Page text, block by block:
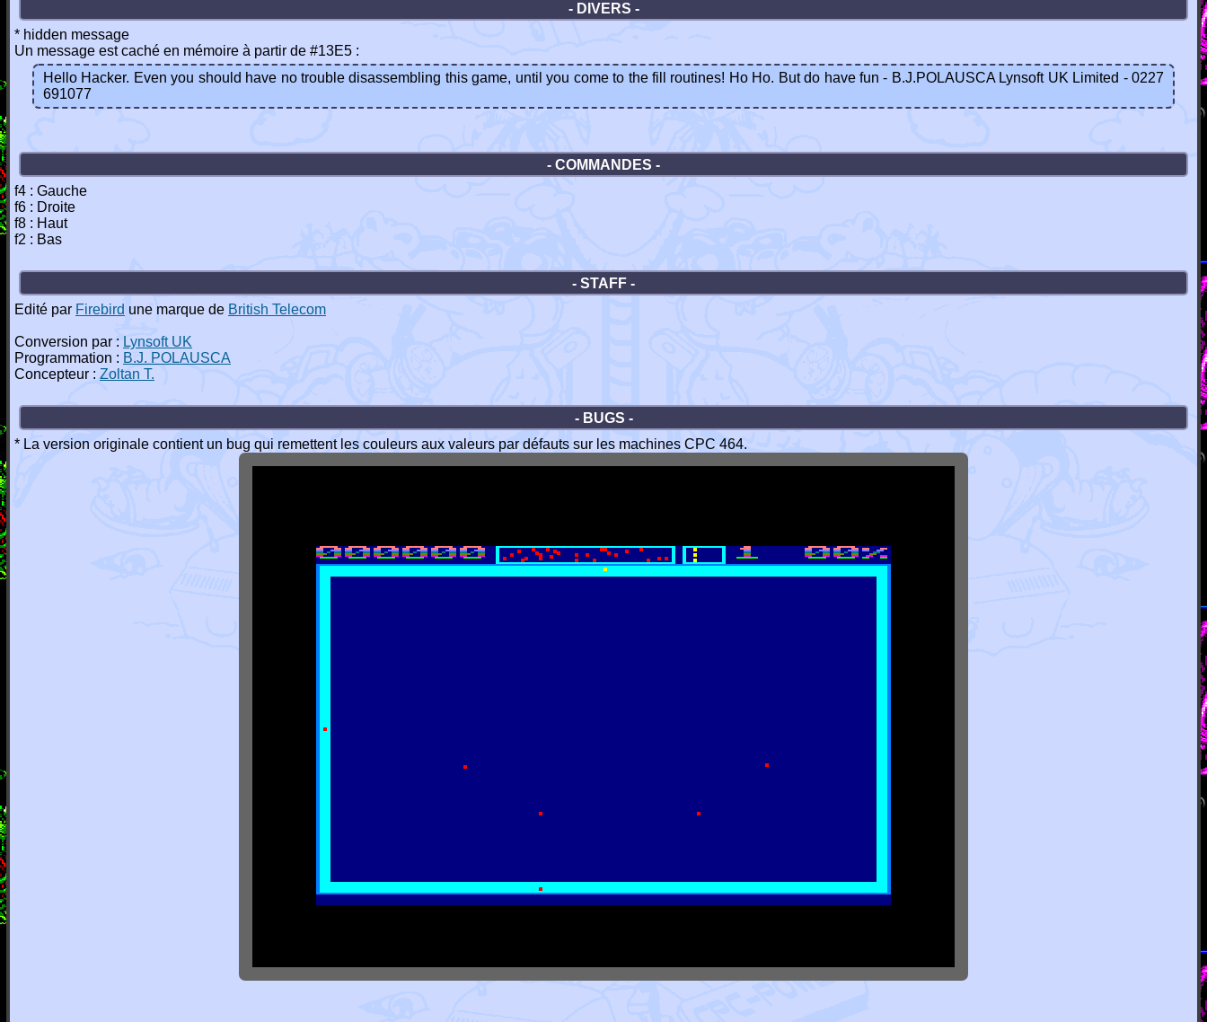
- DIVERS -
* hidden message
Un message est caché en mémoire à partir de #13E5 :
Hello Hacker. Even you should have no trouble disassembling this game, until you come to the fill routines! Ho Ho. But do have fun - B.J.POLAUSCA Lynsoft UK Limited - 0227
691077
- COMMANDES -
f4 : Gauche
f6 : Droite
f8 : Haut
f2 : Bas
- STAFF -
Edité par Firebird une marque de British Telecom
Conversion par : Lynsoft UK
Programmation : B.J. POLAUSCA
Concepteur : Zoltan T.
- BUGS -
* La version originale contient un bug qui remettent les couleurs aux valeurs par défauts sur les machines CPC 464.